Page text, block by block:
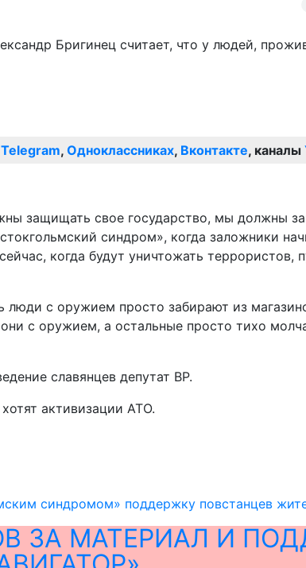
Бригинец считает, что у людей,
Telegram, Одноклассниках, Вконтакте, каналы
защищать свое государство, мы должны
синдром», когда заложники
когда будут уничтожать террористов,
с оружием просто забирают из
с оружием, а остальные просто тихо
славянцев депутат ВР.
активизации АТО.
синдромом» поддержку повстанцев
ЗА МАТЕРИАЛ И